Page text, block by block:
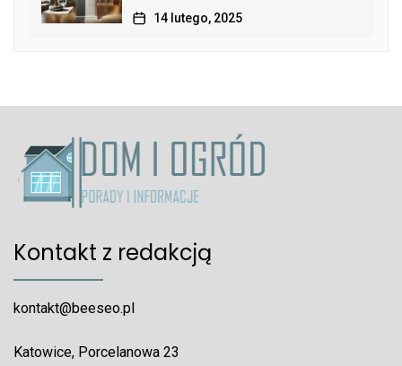
14 lutego, 2025
Kontakt z redakcją
kontakt@beeseo.pl
Katowice, Porcelanowa 23